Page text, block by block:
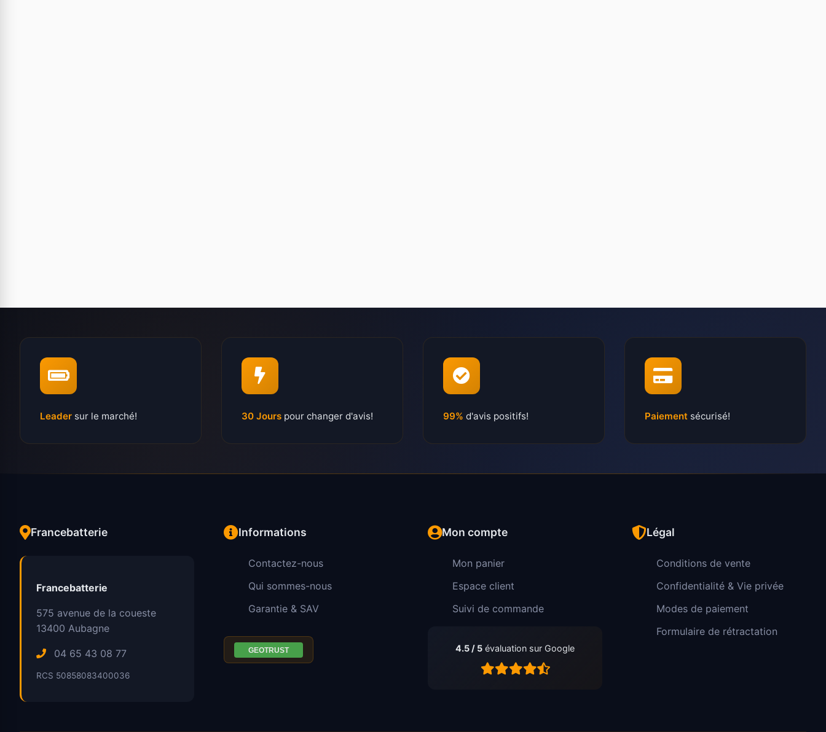
Leader sur le marché! 30 Jours pour changer d'avis! 99% d'avis positifs! Paiement sécurisé!
Francebatterie
Francebatterie
575 avenue de la coueste
13400 Aubagne
04 65 43 08 77
RCS 50858083400036
Informations
Contactez-nous
Qui sommes-nous
Garantie & SAV
Mon compte
Mon panier
Espace client
Suivi de commande
4.5 / 5 évaluation sur Google
Légal
Conditions de vente
Confidentialité & Vie privée
Modes de paiement
Formulaire de rétractation